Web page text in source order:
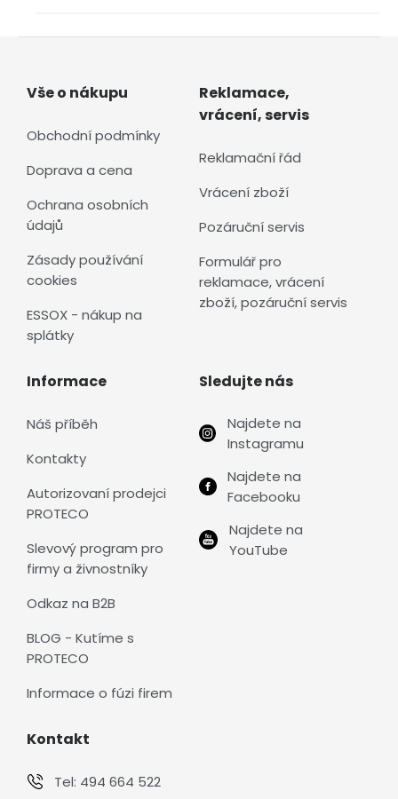
Vše o nákupu
Obchodní podmínky
Doprava a cena
Ochrana osobních
údajů
Zásady používání
cookies
ESSOX - nákup na
splátky
Reklamace,
vrácení, servis
Reklamační řád
Vrácení zboží
Pozáruční servis
Formulář pro
reklamace, vrácení
zboží, pozáruční servis
Informace
Náš příběh
Kontakty
Autorizovaní prodejci
PROTECO
Slevový program pro
firmy a živnostníky
Odkaz na B2B
BLOG - Kutíme s
PROTECO
Informace o fúzi firem
Sledujte nás
Najdete na
Instagramu
Najdete na
Facebooku
Najdete na
YouTube
Kontakt
Tel: 494 664 522